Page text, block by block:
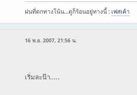
ฝนที่ตกทางโน้น...ตูก็ร้อนอยู่ทางนี้ : เฟสเค้า
16 พ.ย. 2007, 21:56 น.
เริ่มละน๊า.....